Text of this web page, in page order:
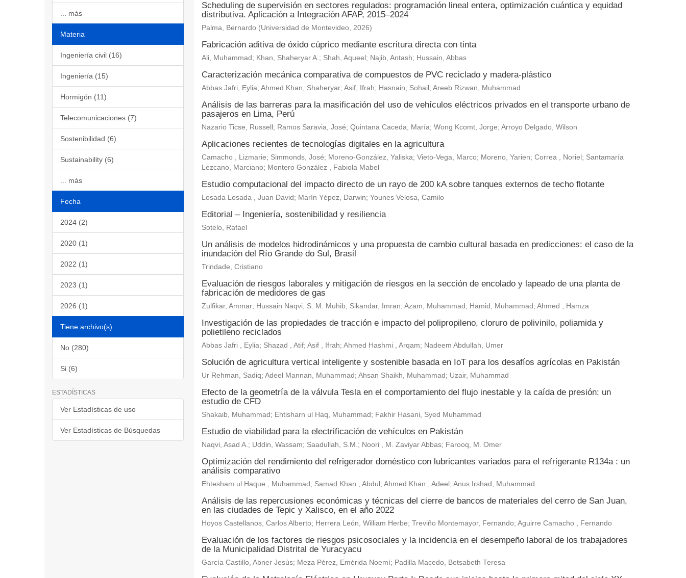
... más
Materia
Ingeniería civil (16)
Ingeniería (15)
Hormigón (11)
Telecomunicaciones (7)
Sostenibilidad (6)
Sustainability (6)
... más
Fecha
2024 (2)
2020 (1)
2022 (1)
2023 (1)
2026 (1)
Tiene archivo(s)
No (280)
Si (6)
ESTADÍSTICAS
Ver Estadísticas de uso
Ver Estadísticas de Búsquedas
Scheduling de supervisión en sectores regulados: programación lineal entera, optimización cuántica y equidad
distributiva. Aplicación a Integración AFAP, 2015–2024
Palma, Bernardo (Universidad de Montevideo, 2026)
Fabricación aditiva de óxido cúprico mediante escritura directa con tinta
Ali, Muhammad; Khan, Shaheryar A.; Shah, Aqueel; Najib, Antash; Hussain, Abbas
Caracterización mecánica comparativa de compuestos de PVC reciclado y madera-plástico
Abbas Jafri, Eylia; Ahmed Khan, Shaheryar; Asif, Ifrah; Hasnain, Sohail; Areeb Rizwan, Muhammad
Análisis de las barreras para la masificación del uso de vehículos eléctricos privados en el transporte urbano de
pasajeros en Lima, Perú
Nazario Ticse, Russell; Ramos Saravia, José; Quintana Caceda, María; Wong Kcomt, Jorge; Arroyo Delgado, Wilson
Aplicaciones recientes de tecnologías digitales en la agricultura
Camacho , Lizmarie; Simmonds, José; Moreno-González, Yaliska; Vieto-Vega, Marco; Moreno, Yarien; Correa , Noriel; Santamaría
Lezcano, Marciano; Montero González , Fabiola Mabel
Estudio computacional del impacto directo de un rayo de 200 kA sobre tanques externos de techo flotante
Losada Losada , Juan David; Marín Yépez, Darwin; Younes Velosa, Camilo
Editorial – Ingeniería, sostenibilidad y resiliencia
Sotelo, Rafael
Un análisis de modelos hidrodinámicos y una propuesta de cambio cultural basada en predicciones: el caso de la
inundación del Río Grande do Sul, Brasil
Trindade, Cristiano
Evaluación de riesgos laborales y mitigación de riesgos en la sección de encolado y lapeado de una planta de
fabricación de medidores de gas
Zulfikar, Ammar; Hussain Naqvi, S. M. Muhib; Sikandar, Imran; Azam, Muhammad; Hamid, Muhammad; Ahmed , Hamza
Investigación de las propiedades de tracción e impacto del polipropileno, cloruro de polivinilo, poliamida y
polietileno reciclados
Abbas Jafri , Eylia; Shazad , Atif; Asif , Ifrah; Ahmed Hashmi , Arqam; Nadeem Abdullah, Umer
Solución de agricultura vertical inteligente y sostenible basada en IoT para los desafíos agrícolas en Pakistán
Ur Rehman, Sadiq; Adeel Mannan, Muhammad; Ahsan Shaikh, Muhammad; Uzair, Muhammad
Efecto de la geometría de la válvula Tesla en el comportamiento del flujo inestable y la caída de presión: un
estudio de CFD
Shakaib, Muhammad; Ehtisharn ul Haq, Muhammad; Fakhir Hasani, Syed Muhammad
Estudio de viabilidad para la electrificación de vehículos en Pakistán
Naqvi, Asad A.; Uddin, Wassam; Saadullah, S.M.; Noori , M. Zaviyar Abbas; Farooq, M. Omer
Optimización del rendimiento del refrigerador doméstico con lubricantes variados para el refrigerante R134a : un
análisis comparativo
Ehtesham ul Haque , Muhammad; Samad Khan , Abdul; Ahmed Khan , Adeel; Anus Irshad, Muhammad
Análisis de las repercusiones económicas y técnicas del cierre de bancos de materiales del cerro de San Juan,
en las ciudades de Tepic y Xalisco, en el año 2022
Hoyos Castellanos, Carlos Alberto; Herrera León, William Herbe; Treviño Montemayor, Fernando; Aguirre Camacho , Fernando
Evaluación de los factores de riesgos psicosociales y la incidencia en el desempeño laboral de los trabajadores
de la Municipalidad Distrital de Yuracyacu
García Castillo, Abner Jesús; Meza Pérez, Emérida Noemí; Padilla Macedo, Betsabeth Teresa